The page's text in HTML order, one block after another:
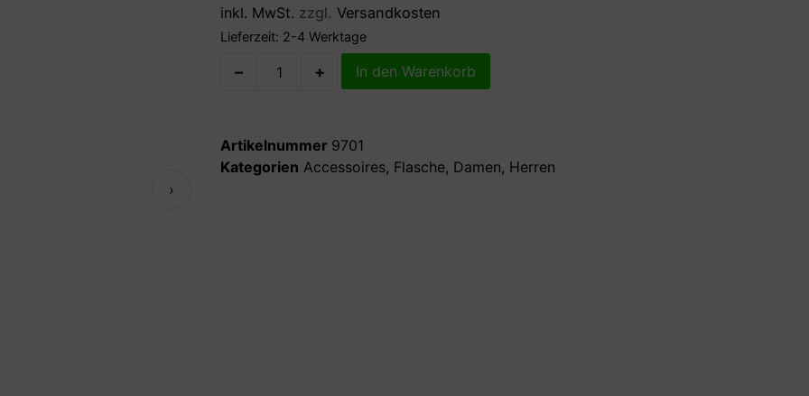
›
inkl. MwSt. zzgl. Versandkosten
Lieferzeit: 2-4 Werktage
– + In den Warenkorb
Artikelnummer 9701
Kategorien Accessoires, Flasche, Damen, Herren